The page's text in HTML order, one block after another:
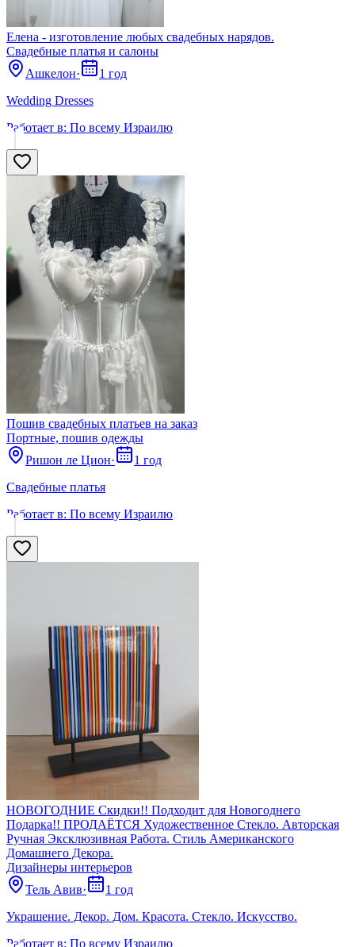
Елена - изготовление любых свадебных нарядов.
Свадебные платья и салоны
Ашкелон·
1 год
Wedding Dresses
Работает в: По всему Израилю
Пошив свадебных платьев на заказ
Портные, пошив одежды
Ришон ле Цион·
1 год
Свадебные платья
Работает в: По всему Израилю
НОВОГОДНИЕ Скидки!! Подходит для Новогоднего
Подарка!! ПРОДАЁТСЯ Художественное Стекло. Авторская
Ручная Эксклюзивная Работа. Стиль Американского
Домашнего Декора.
Дизайнеры интерьеров
Тель Авив·
1 год
Украшение. Декор. Дом. Красота. Стекло. Искусство.
Работает в: По всему Израилю